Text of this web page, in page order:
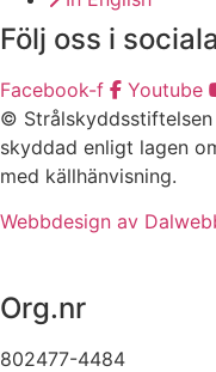
Följ oss i
Facebook-f Youtube
© Strålskyddsstiftelsen
skyddad enligt lagen
med källhänvisning.
Webbdesign av
Org.nr
802477-4484